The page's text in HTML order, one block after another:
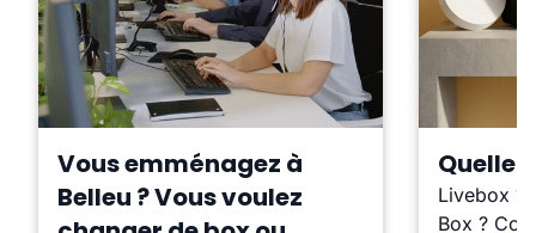
Vous emménagez à
Belleu ? Vous voulez
Quelle
Livebox ?
Box ?